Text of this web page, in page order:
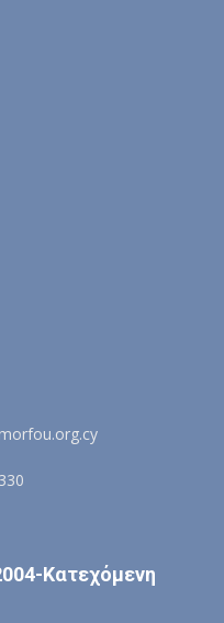
Κατεχόμενη